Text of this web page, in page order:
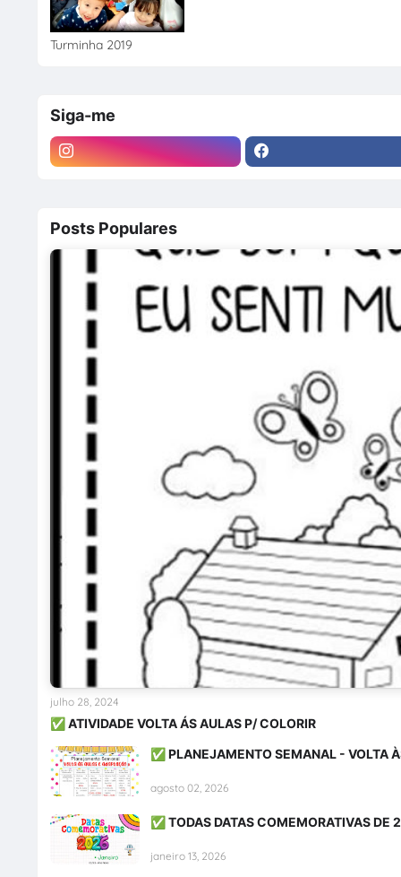
Turminha 2019
Siga-me
Posts Populares
✅ ATIVIDADE VOLTA ÁS AULAS P/ COLORIR
julho 28, 2024
✅ PLANEJAMENTO SEMANAL - VOLTA
agosto 02, 2026
✅ TODAS DATAS COMEMORATIVAS DE
janeiro 13, 2026